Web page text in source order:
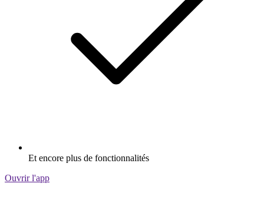
Et encore plus de fonctionnalités
Ouvrir l'app